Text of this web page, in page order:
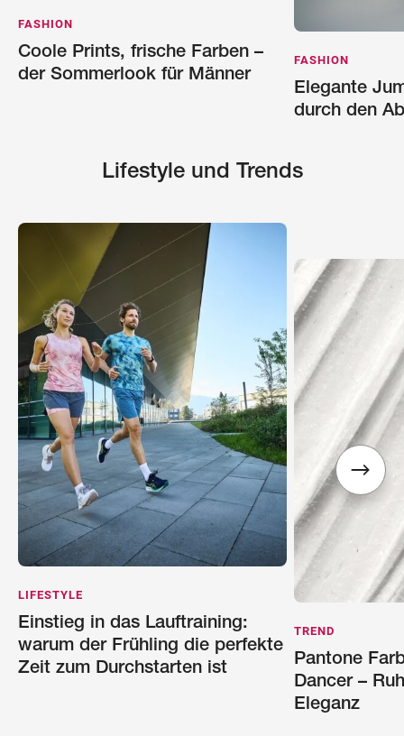
FASHION
Coole Prints, frische Farben –
der Sommerlook für Männer
FASHION
Elegante
durch den
Lifestyle und Trends
LIFESTYLE
Einstieg in das Lauftraining:
warum der Frühling die perfekte
Zeit zum Durchstarten ist
TREND
Pantone
Dancer –
Eleganz